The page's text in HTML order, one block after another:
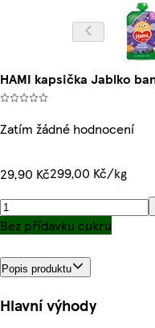
HAMI kapsička Jablko
Zatím žádné hodnocení
29,90 Kč299,00 Kč/kg
Bez přídavku cukru
Popis produktu
Hlavní výhody